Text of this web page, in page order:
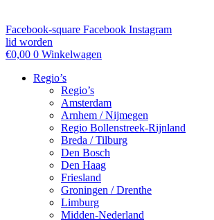
Facebook-square Facebook Instagram
lid worden
€0,00 0 Winkelwagen
Regio’s
Regio’s
Amsterdam
Arnhem / Nijmegen
Regio Bollenstreek-Rijnland
Breda / Tilburg
Den Bosch
Den Haag
Friesland
Groningen / Drenthe
Limburg
Midden-Nederland